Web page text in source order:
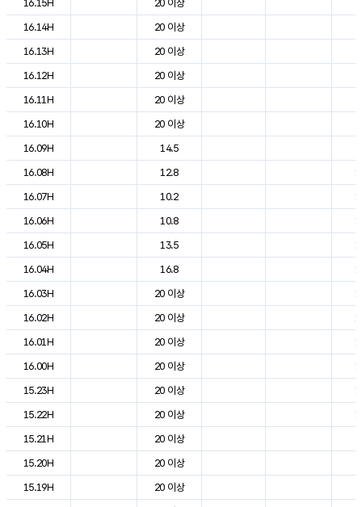
16.15H
20 이상
16.14H
20 이상
16.13H
20 이상
16.12H
20 이상
16.11H
20 이상
16.10H
20 이상
16.09H
14.5
16.08H
12.8
16.07H
10.2
16.06H
10.8
16.05H
13.5
16.04H
16.8
16.03H
20 이상
16.02H
20 이상
16.01H
20 이상
16.00H
20 이상
15.23H
20 이상
15.22H
20 이상
15.21H
20 이상
15.20H
20 이상
15.19H
20 이상